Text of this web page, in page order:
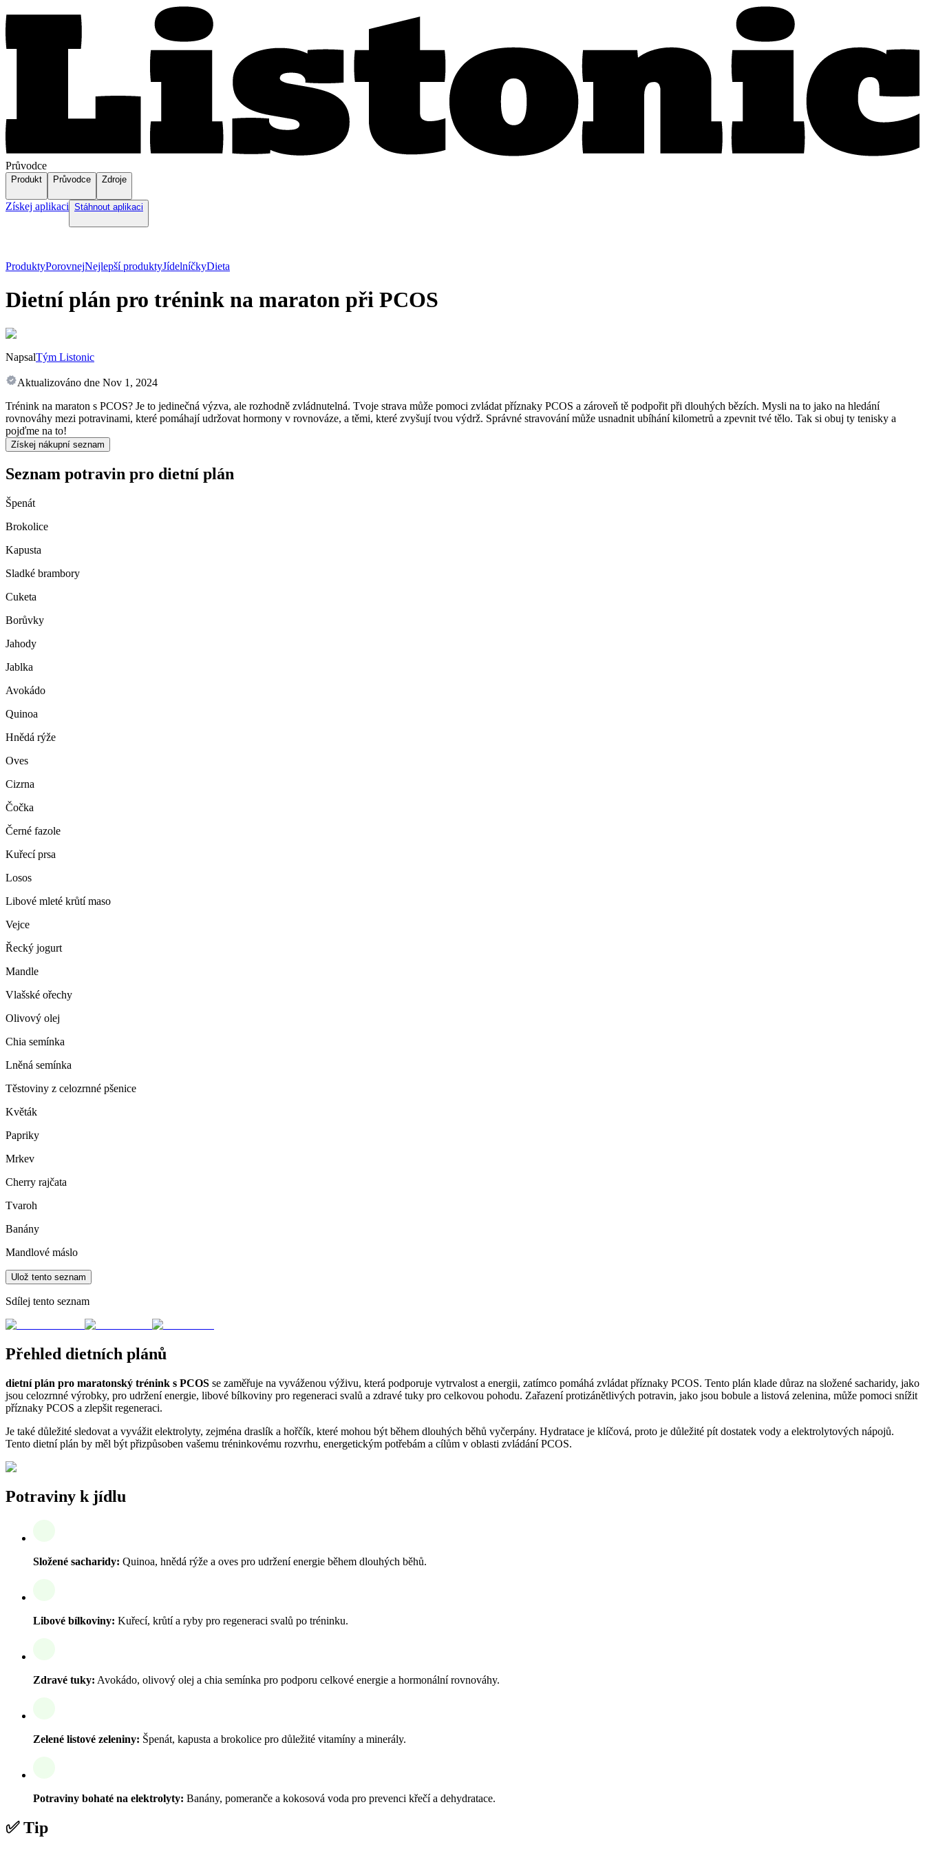
Průvodce
Produkt Průvodce Zdroje
Získej aplikaci Stáhnout aplikaci
ProduktyPorovnejNejlepší produktyJídelníčkyDieta
Dietní plán pro trénink na maraton při PCOS
NapsalTým Listonic
Aktualizováno dne Nov 1, 2024
Trénink na maraton s PCOS? Je to jedinečná výzva, ale rozhodně zvládnutelná. Tvoje strava může pomoci zvládat příznaky PCOS a zároveň tě podpořit při dlouhých bězích. Mysli na to jako na hledání
rovnováhy mezi potravinami, které pomáhají udržovat hormony v rovnováze, a těmi, které zvyšují tvou výdrž. Správné stravování může usnadnit ubíhání kilometrů a zpevnit tvé tělo. Tak si obuj ty tenisky a
pojďme na to!
Získej nákupní seznam
Seznam potravin pro dietní plán
Špenát
Brokolice
Kapusta
Sladké brambory
Cuketa
Borůvky
Jahody
Jablka
Avokádo
Quinoa
Hnědá rýže
Oves
Cizrna
Čočka
Černé fazole
Kuřecí prsa
Losos
Libové mleté krůtí maso
Vejce
Řecký jogurt
Mandle
Vlašské ořechy
Olivový olej
Chia semínka
Lněná semínka
Těstoviny z celozrnné pšenice
Květák
Papriky
Mrkev
Cherry rajčata
Tvaroh
Banány
Mandlové máslo
Ulož tento seznam
Sdílej tento seznam
Přehled dietních plánů
dietní plán pro maratonský trénink s PCOS se zaměřuje na vyváženou výživu, která podporuje vytrvalost a energii, zatímco pomáhá zvládat příznaky PCOS. Tento plán klade důraz na složené sacharidy, jako
jsou celozrnné výrobky, pro udržení energie, libové bílkoviny pro regeneraci svalů a zdravé tuky pro celkovou pohodu. Zařazení protizánětlivých potravin, jako jsou bobule a listová zelenina, může pomoci snížit
příznaky PCOS a zlepšit regeneraci.
Je také důležité sledovat a vyvážit elektrolyty, zejména draslík a hořčík, které mohou být během dlouhých běhů vyčerpány. Hydratace je klíčová, proto je důležité pít dostatek vody a elektrolytových nápojů.
Tento dietní plán by měl být přizpůsoben vašemu tréninkovému rozvrhu, energetickým potřebám a cílům v oblasti zvládání PCOS.
Potraviny k jídlu
Složené sacharidy: Quinoa, hnědá rýže a oves pro udržení energie během dlouhých běhů.
Libové bílkoviny: Kuřecí, krůtí a ryby pro regeneraci svalů po tréninku.
Zdravé tuky: Avokádo, olivový olej a chia semínka pro podporu celkové energie a hormonální rovnováhy.
Zelené listové zeleniny: Špenát, kapusta a brokolice pro důležité vitamíny a minerály.
Potraviny bohaté na elektrolyty: Banány, pomeranče a kokosová voda pro prevenci křečí a dehydratace.
✅ Tip